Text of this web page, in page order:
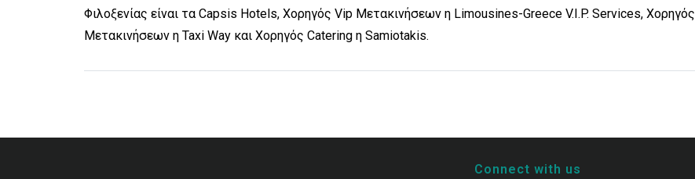
Φιλοξενίας είναι τα Capsis Hotels, Χορηγός Vip Μετακινήσεων η Limousines-Greece V.I.P. Services, Χορηγός
Μετακινήσεων η Taxi Way και Χορηγός Catering η Samiotakis.
Connect with us